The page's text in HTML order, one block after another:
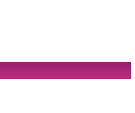
Cuculiansky